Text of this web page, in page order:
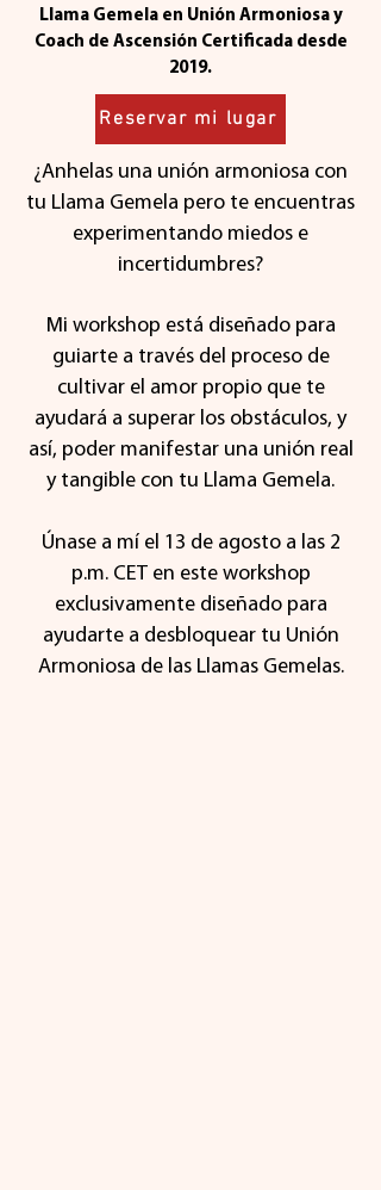
Llama Gemela en Unión Armoniosa y
Coach de Ascensión Certificada desde
2019.
Reservar mi lugar
¿Anhelas una unión armoniosa con
tu Llama Gemela pero te encuentras
experimentando miedos e
incertidumbres?
Mi workshop está diseñado para
guiarte a través del proceso de
cultivar el amor propio que te
ayudará a superar los obstáculos, y
así, poder manifestar una unión real
y tangible con tu Llama Gemela.
Únase a mí el 13 de agosto a las 2
p.m. CET en este workshop
exclusivamente diseñado para
ayudarte a desbloquear tu Unión
Armoniosa de las Llamas Gemelas.